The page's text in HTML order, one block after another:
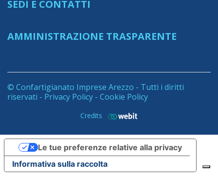
SEDI E CONTATTI
AMMINISTRAZIONE TRASPARENTE
© Confartigianato Imprese Arezzo - Tutti i diritti
riservati - Privacy Policy - Cookie Policy
Credits
Informativa sulla raccolta
Le tue preferenze relative alla privacy